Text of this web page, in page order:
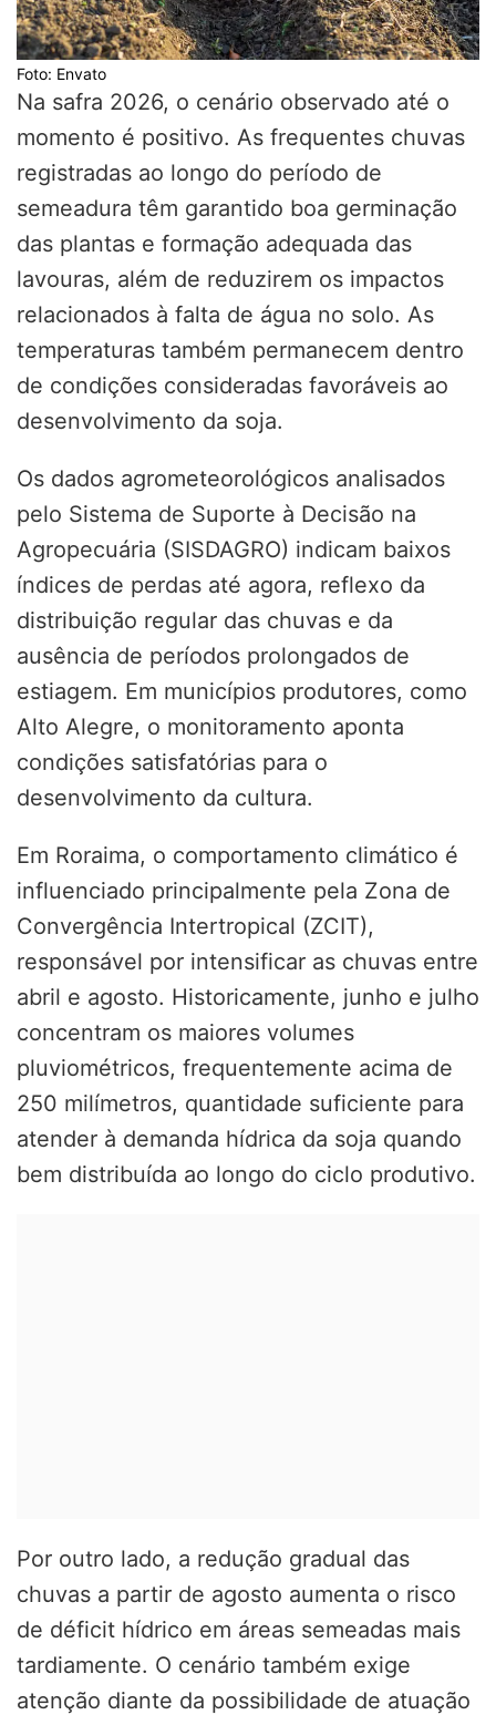
Foto: Envato
Na safra 2026, o cenário observado até o
momento é positivo. As frequentes chuvas
registradas ao longo do período de
semeadura têm garantido boa germinação
das plantas e formação adequada das
lavouras, além de reduzirem os impactos
relacionados à falta de água no solo. As
temperaturas também permanecem dentro
de condições consideradas favoráveis ao
desenvolvimento da soja.
Os dados agrometeorológicos analisados
pelo Sistema de Suporte à Decisão na
Agropecuária (SISDAGRO) indicam baixos
índices de perdas até agora, reflexo da
distribuição regular das chuvas e da
ausência de períodos prolongados de
estiagem. Em municípios produtores, como
Alto Alegre, o monitoramento aponta
condições satisfatórias para o
desenvolvimento da cultura.
Em Roraima, o comportamento climático é
influenciado principalmente pela Zona de
Convergência Intertropical (ZCIT),
responsável por intensificar as chuvas entre
abril e agosto. Historicamente, junho e julho
concentram os maiores volumes
pluviométricos, frequentemente acima de
250 milímetros, quantidade suficiente para
atender à demanda hídrica da soja quando
bem distribuída ao longo do ciclo produtivo.
Por outro lado, a redução gradual das
chuvas a partir de agosto aumenta o risco
de déficit hídrico em áreas semeadas mais
tardiamente. O cenário também exige
atenção diante da possibilidade de atuação